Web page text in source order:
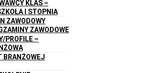
KLAS –
I STOPNIA
ZAWODOWY
ZAWODOWE
PROFILE –
BRANŻOWEJ